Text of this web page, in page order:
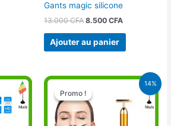
Gants magic silicone
13.000CFA 8.500 CFA
Ajouter au panier
14%
Promo !
Promo !
Le
prix
initial
était :
11.000 CFA.
Le
actuel
est :